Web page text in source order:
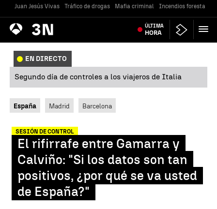
Juan Jesús Vivas Tráfico de drogas Mafia criminal Incendios forestales
Antena
3 Noticias ÚLTIMA
HORA
EN DIRECTO
Segundo día de controles a los viajeros de Italia
España Madrid Barcelona
SESIÓN DE CONTROL
El rifirrafe entre Gamarra y
Calviño: "Si los datos son tan
positivos, ¿por qué se va usted
de España?"